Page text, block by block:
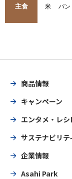
主食 米 パン
商品情報
キャンペーン
エンタメ・レシ
サステナビリテ
企業情報
Asahi Park